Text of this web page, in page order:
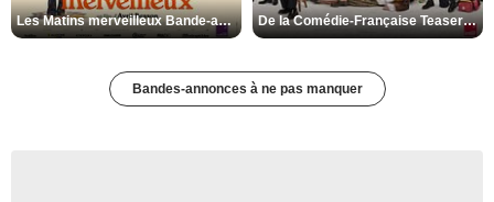
Les Matins merveilleux Bande-annonce VF De la Comédie-Française Teaser VF
Bandes-annonces à ne pas manquer